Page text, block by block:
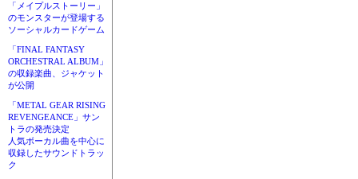
「メイプルストーリー」
のモンスターが登場する
ソーシャルカードゲーム
「FINAL FANTASY
ORCHESTRAL ALBUM」
の収録楽曲、ジャケット
が公開
「METAL GEAR RISING
REVENGEANCE」サン
トラの発売決定
人気ボーカル曲を中心に
収録したサウンドトラッ
ク